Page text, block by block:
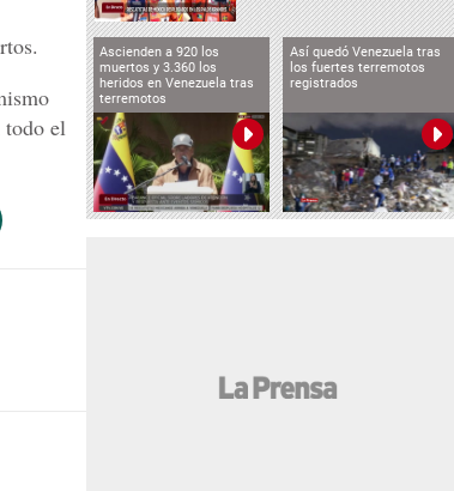
todo el
Ascienden a 920 los
muertos y 3.360 los
heridos en Venezuela tras
terremotos
Así quedó Venezuela tras
los fuertes terremotos
registrados